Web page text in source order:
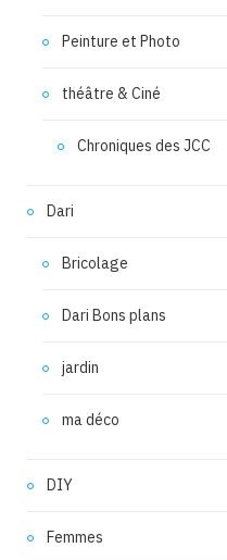
Peinture et Photo
théâtre & Ciné
Chroniques des JCC
Dari
Bricolage
Dari Bons plans
jardin
ma déco
DIY
Femmes